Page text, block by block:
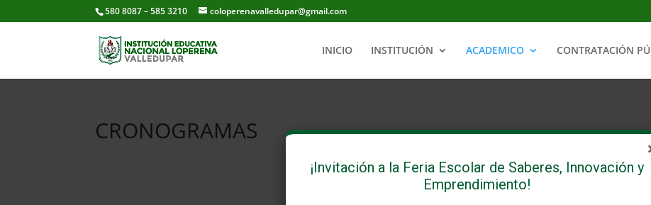
¡Invitación a la Feria Escolar de Saberes, Innovación y
Emprendimiento!
580 8087 – 585 3210 coloperenavalledupar@gmail.com
INICIO INSTITUCIÓN ACADEMICO CONTRATACIÓN
CRONOGRAMAS